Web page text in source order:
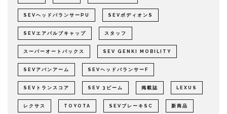
SEVヘッドバランサーPU SEVボディオンS
SEVエアバルブキャップ スタッフ
スーパーオートバックス SEV GENKI MOBILITY
SEVアバンアーム SEVヘッドバランサーF
SEVトランスコア SEV 3ビーム 掲載誌 LEXUS
レクサス TOYOTA SEVブレーキSC 新商品